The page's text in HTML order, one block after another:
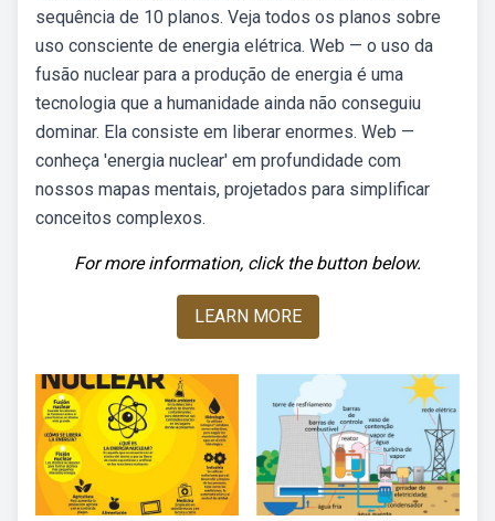
sequência de 10 planos. Veja todos os planos sobre
uso consciente de energia elétrica. Web — o uso da
fusão nuclear para a produção de energia é uma
tecnologia que a humanidade ainda não conseguiu
dominar. Ela consiste em liberar enormes. Web —
conheça 'energia nuclear' em profundidade com
nossos mapas mentais, projetados para simplificar
conceitos complexos.
For more information, click the button below.
LEARN MORE